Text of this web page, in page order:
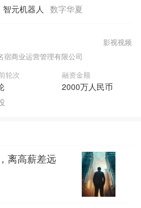
智元机器人 数字华夏
宿商业运营管理有限公司
轮次 融资金额
2000万人民币
影视视频
离高薪差远